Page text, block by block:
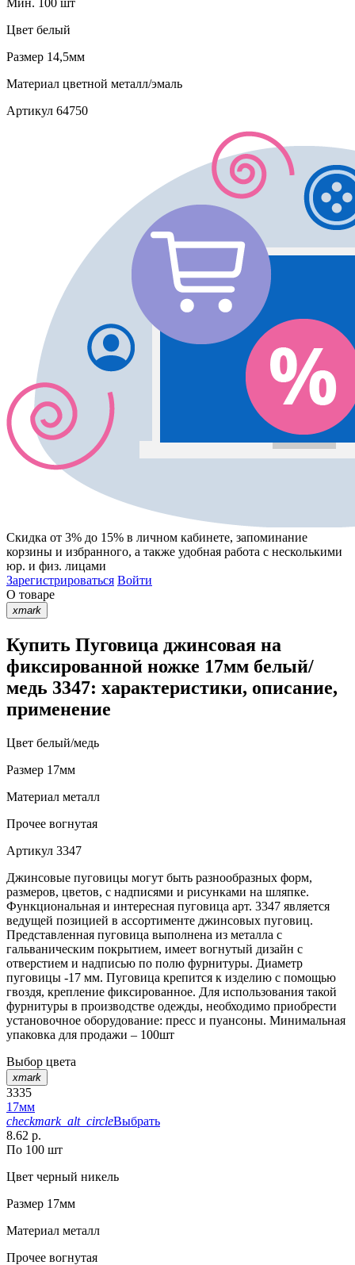
Цвет белый
Размер 14,5мм
Материал цветной металл/эмаль
Артикул 64750
Скидка от 3% до 15% в личном кабинете, запоминание
корзины и избранного, а также удобная работа с несколькими
юр. и физ. лицами
Зарегистрироваться Войти
О товаре
xmark
Купить Пуговица джинсовая на
фиксированной ножке 17мм белый/
медь 3347: характеристики, описание,
применение
Цвет белый/медь
Размер 17мм
Материал металл
Прочее вогнутая
Артикул 3347
Джинсовые пуговицы могут быть разнообразных форм,
размеров, цветов, с надписями и рисунками на шляпке.
Функциональная и интересная пуговица арт. 3347 является
ведущей позицией в ассортименте джинсовых пуговиц.
Представленная пуговица выполнена из металла с
гальваническим покрытием, имеет вогнутый дизайн с
отверстием и надписью по полю фурнитуры. Диаметр
пуговицы -17 мм. Пуговица крепится к изделию с помощью
гвоздя, крепление фиксированное. Для использования такой
фурнитуры в производстве одежды, необходимо приобрести
установочное оборудование: пресс и пуансоны. Минимальная
упаковка для продажи – 100шт
Выбор цвета
xmark
3335
17мм
checkmark_alt_circleВыбрать
8.62 р.
По 100 шт
Цвет черный никель
Размер 17мм
Материал металл
Прочее вогнутая